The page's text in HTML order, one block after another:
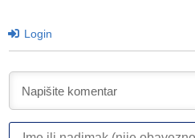
Login